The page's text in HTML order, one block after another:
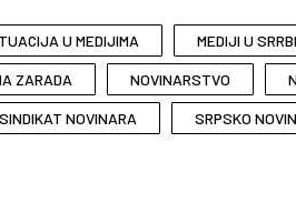
U MEDIJIMA MEDIJI U
ZARADA NOVINARSTVO
SINDIKAT NOVINARA SRPSKO